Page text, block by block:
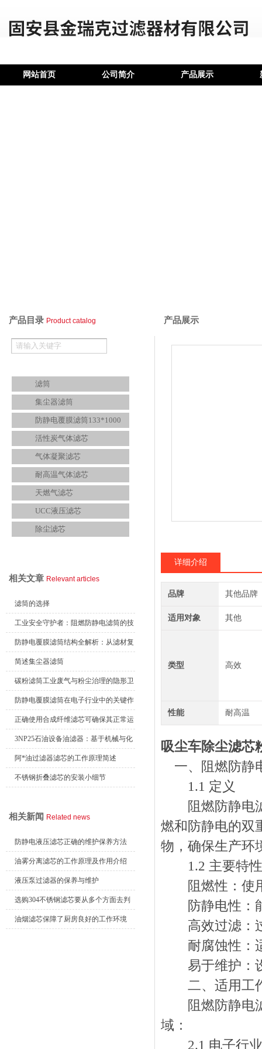
网站首页 公司简介 产品展示
产品目录 Product catalog
滤筒
集尘器滤筒
防静电覆膜滤筒133*1000
活性炭气体滤芯
气体凝聚滤芯
耐高温气体滤芯
天燃气滤芯
UCC液压滤芯
除尘滤芯
相关文章 Relevant articles
滤筒的选择
工业安全守护者：阻燃防静电滤筒的技
术原理与应用解析
防静电覆膜滤筒结构全解析：从滤材复
合到整体成型
简述集尘器滤筒
碳粉滤筒工业废气与粉尘治理的隐形卫
士
防静电覆膜滤筒在电子行业中的关键作
用
正确使用合成纤维滤芯可确保其正常运
行
3NP25石油设备油滤器：基于机械与化
学协同的油液净化核心
阿*油过滤器滤芯的工作原理简述
不锈钢折叠滤芯的安装小细节
相关新闻 Related news
防静电液压滤芯正确的维护保养方法
油雾分离滤芯的工作原理及作用介绍
液压泵过滤器的保养与维护
选购304不锈钢滤芯要从多个方面去判
断
油烟滤芯保障了厨房良好的工作环境
产品展示
详细介绍
品牌 其他品牌
适用对象 其他
类型 高效
性能 耐高温
吸尘车除尘滤芯
一、阻燃防静
1.1 定义
阻燃防静电滤
燃和防静电的双
物，确保生产环
1.2 主要特性
阻燃性：使用
防静电性：能
高效过滤：过
耐腐蚀性：适
易于维护：设
二、适用工
阻燃防静电滤
域：
2.1 电子行业